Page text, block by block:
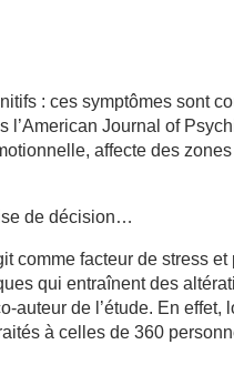
: ces symptômes sont
l’American Journal of
affecte des
de décision…
comme facteur de stress
qui entraînent des
auteur de l’étude. En
à celles de 360